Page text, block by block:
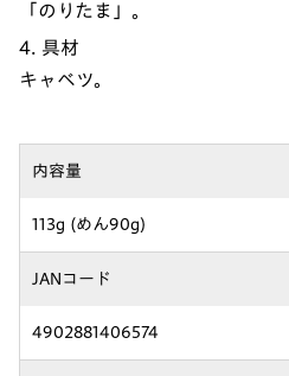
「のりたま」。
4. 具材
キャベツ。
内容量
113g (めん90g)
JANコード
4902881406574